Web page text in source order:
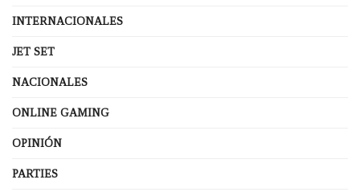
INTERNACIONALES
JET SET
NACIONALES
ONLINE GAMING
OPINIÓN
PARTIES